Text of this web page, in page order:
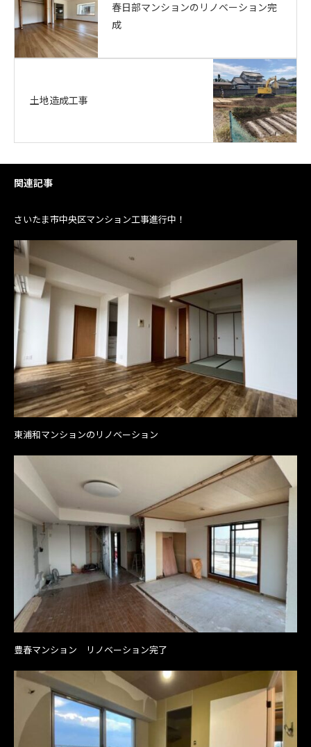
春日部マンションのリノベーション完
成
土地造成工事
関連記事
さいたま市中央区マンション工事進行中！
東浦和マンションのリノベーション
豊春マンション リノベーション完了